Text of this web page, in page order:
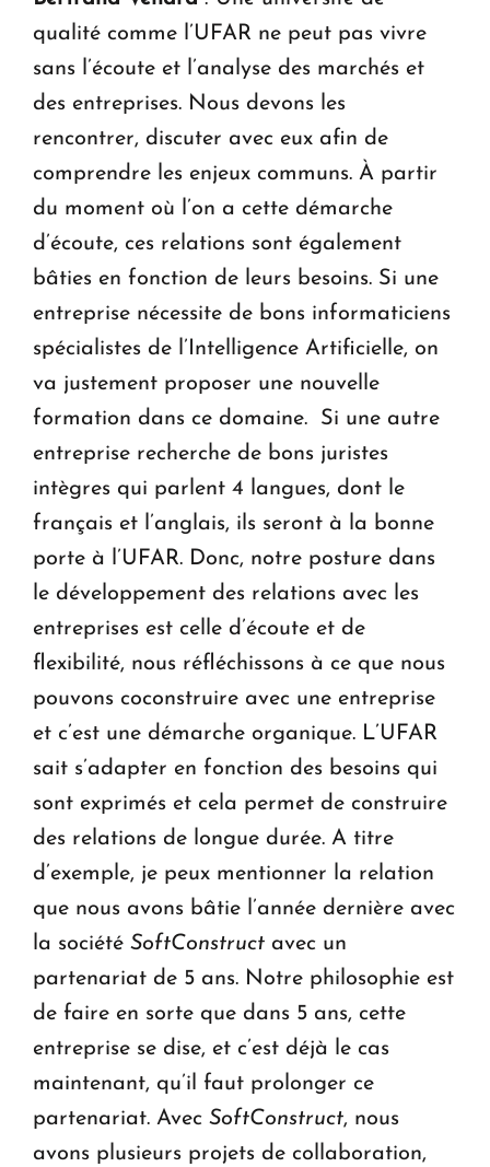
qualité comme l’UFAR ne peut pas vivre
sans l’écoute et l’analyse des marchés et
des entreprises. Nous devons les
rencontrer, discuter avec eux afin de
comprendre les enjeux communs. À partir
du moment où l’on a cette démarche
d’écoute, ces relations sont également
bâties en fonction de leurs besoins. Si une
entreprise nécessite de bons informaticiens
spécialistes de l’Intelligence Artificielle, on
va justement proposer une nouvelle
formation dans ce domaine. Si une autre
entreprise recherche de bons juristes
intègres qui parlent 4 langues, dont le
français et l’anglais, ils seront à la bonne
porte à l’UFAR. Donc, notre posture dans
le développement des relations avec les
entreprises est celle d’écoute et de
flexibilité, nous réfléchissons à ce que nous
pouvons coconstruire avec une entreprise
et c’est une démarche organique. L’UFAR
sait s’adapter en fonction des besoins qui
sont exprimés et cela permet de construire
des relations de longue durée. A titre
d’exemple, je peux mentionner la relation
que nous avons bâtie l’année dernière avec
la société SoftConstruct avec un
partenariat de 5 ans. Notre philosophie est
de faire en sorte que dans 5 ans, cette
entreprise se dise, et c’est déjà le cas
maintenant, qu’il faut prolonger ce
partenariat. Avec SoftConstruct, nous
avons plusieurs projets de collaboration,